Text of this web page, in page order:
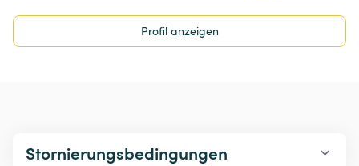
Profil anzeigen
Stornierungsbedingungen